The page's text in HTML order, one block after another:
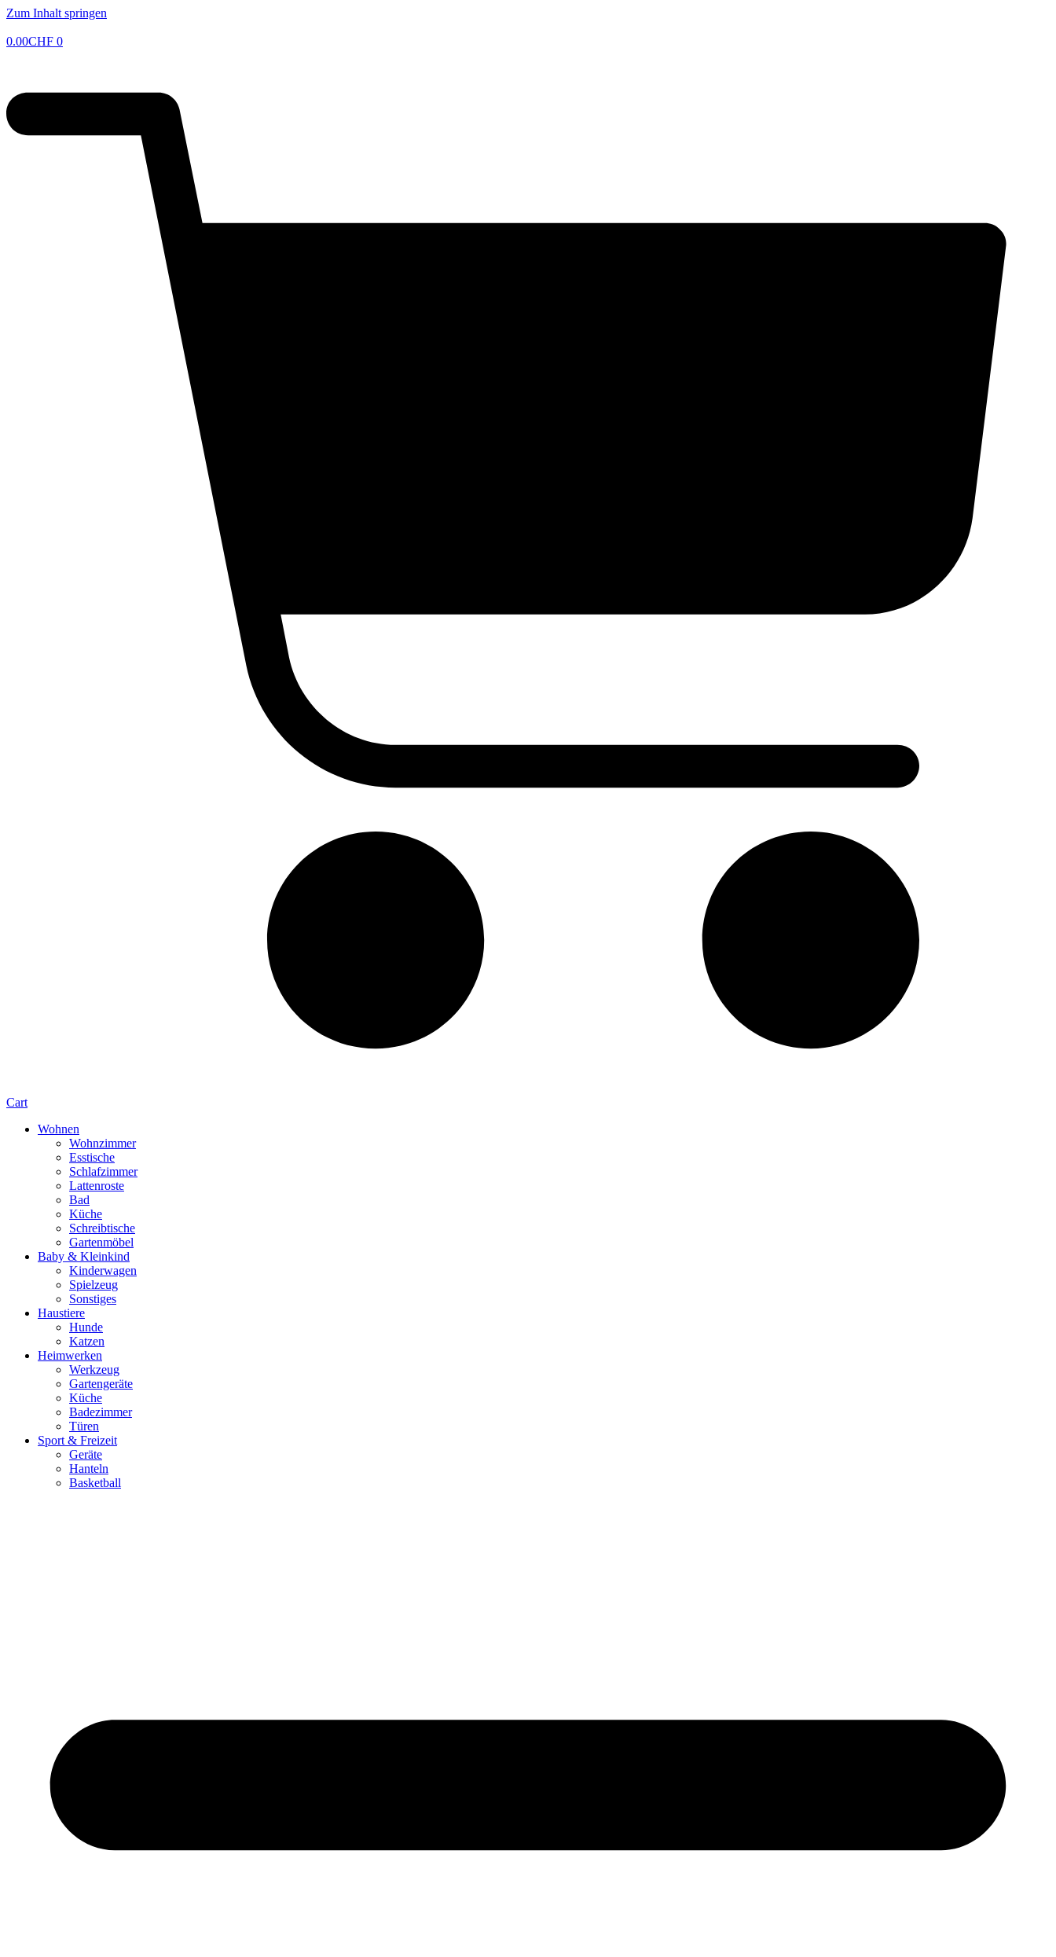
Zum Inhalt springen
0.00CHF 0
Cart
Wohnen
Wohnzimmer
Esstische
Schlafzimmer
Lattenroste
Bad
Küche
Schreibtische
Gartenmöbel
Baby & Kleinkind
Kinderwagen
Spielzeug
Sonstiges
Haustiere
Hunde
Katzen
Heimwerken
Werkzeug
Gartengeräte
Küche
Badezimmer
Türen
Sport & Freizeit
Geräte
Hanteln
Basketball